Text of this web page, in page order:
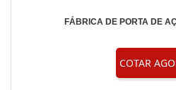
FÁBRICA DE PORTA DE
COTAR